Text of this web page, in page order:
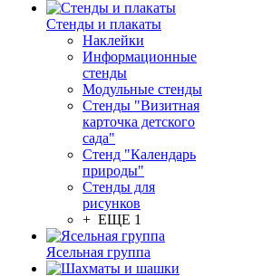
Стенды и плакаты
Наклейки
Информационные
стенды
Модульные стенды
Стенды "Визитная
карточка детского
сада"
Стенд "Календарь
природы"
Стенды для
рисунков
+ ЕЩЕ 1
Ясельная группа